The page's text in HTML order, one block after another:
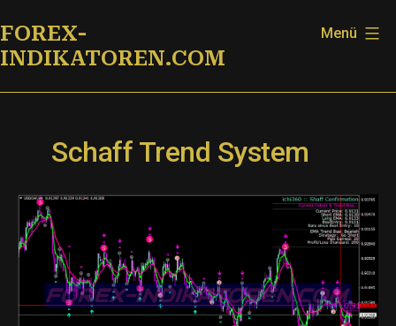
Inhalt
springen
FOREX-
INDIKATOREN.COM
Menü
Schaff Trend System